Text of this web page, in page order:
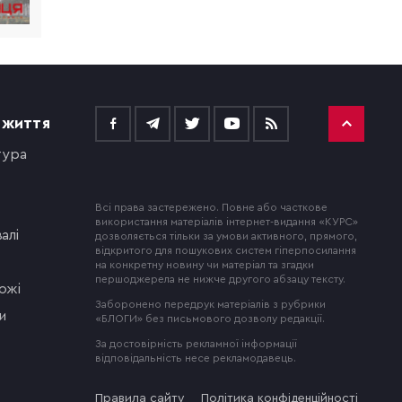
Всі права застережено. Повне або часткове
використання матеріалів інтернет-видання «КУРС»
дозволяється тільки за умови активного, прямого,
відкритого для пошукових систем гіперпосилання
на конкретну новину чи матеріал та згадки
першоджерела не нижче другого абзацу тексту.
Заборонено передрук матеріалів з рубрики
«БЛОГИ» без письмового дозволу редакції.
За достовірність рекламної інформації
відповідальність несе рекламодавець.
Правила сайту Політика конфіденційності